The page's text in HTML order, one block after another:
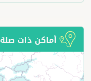
أماكن ذات صلة